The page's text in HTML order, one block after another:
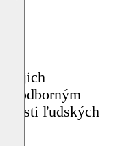
odborným
ľudských